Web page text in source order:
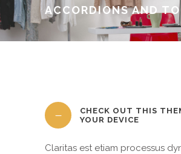
ACCORDIONS AND
CHECK OUT THIS
YOUR DEVICE
Claritas est etiam processus